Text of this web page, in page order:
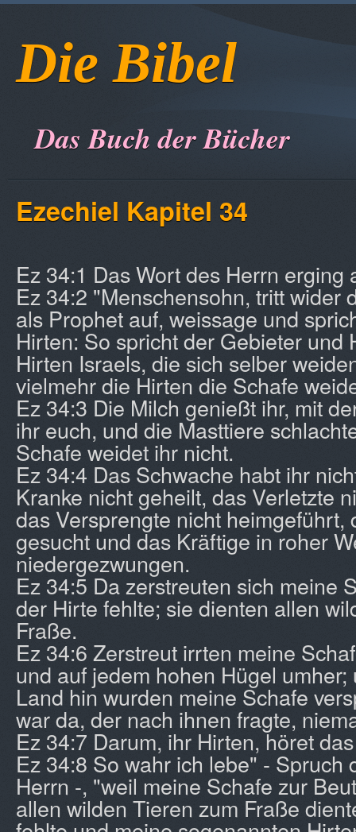
Die Bibel
Das Buch der Bücher
Ezechiel Kapitel 34
Ez 34:1 Das Wort des Herrn erging
Ez 34:2 "Menschensohn, tritt wider
als Prophet auf, weissage und
Hirten: So spricht der Gebieter und
Hirten Israels, die sich selber
vielmehr die Hirten die Schafe
Ez 34:3 Die Milch genießt ihr, mit
ihr euch, und die Masttiere
Schafe weidet ihr nicht.
Ez 34:4 Das Schwache habt ihr
Kranke nicht geheilt, das Verletzte
das Versprengte nicht heimgeführt,
gesucht und das Kräftige in roher
niedergezwungen.
Ez 34:5 Da zerstreuten sich meine
der Hirte fehlte; sie dienten allen
Fraße.
Ez 34:6 Zerstreut irrten meine
und auf jedem hohen Hügel
Land hin wurden meine Schafe
war da, der nach ihnen fragte,
Ez 34:7 Darum, ihr Hirten, höret
Ez 34:8 So wahr ich lebe" - Spruch
Herrn -, "weil meine Schafe zur
allen wilden Tieren zum Fraße